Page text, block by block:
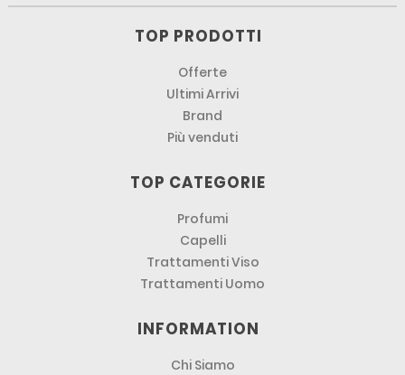
TOP PRODOTTI
Offerte
Ultimi Arrivi
Brand
Più venduti
TOP CATEGORIE
Profumi
Capelli
Trattamenti Viso
Trattamenti Uomo
INFORMATION
Chi Siamo